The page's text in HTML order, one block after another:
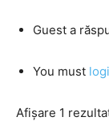
Guest a
You must
Afișare 1